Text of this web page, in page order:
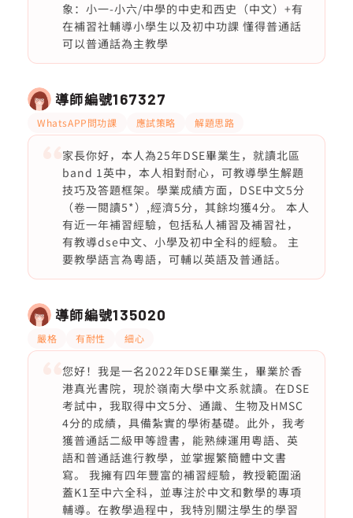
象：小一-小六/中學的中史和西史（中文）+有
在補習社輔導小學生以及初中功課 懂得普通話
可以普通話為主教學
導師編號167327
WhatsAPP問功課 應試策略 解題思路
家長你好，本人為25年DSE畢業生，就讀北區
band 1英中，本人相對耐心，可教導學生解題
技巧及答題框架。學業成績方面，DSE中文5分
（卷一閱讀5*）,經濟5分，其餘均獲4分。 本人
有近一年補習經驗，包括私人補習及補習社，
有教導dse中文、小學及初中全科的經驗。 主
要教學語言為粵語，可輔以英語及普通話。
導師編號135020
嚴格 有耐性 細心
您好！我是一名2022年DSE畢業生，畢業於香
港真光書院，現於嶺南大學中文系就讀。在DSE
考試中，我取得中文5分、通識、生物及HMSC
4分的成績，具備紮實的學術基礎。此外，我考
獲普通話二級甲等證書，能熟練運用粵語、英
語和普通話進行教學，並掌握繁簡體中文書
寫。 我擁有四年豐富的補習經驗，教授範圍涵
蓋K1至中六全科，並專注於中文和數學的專項
輔導。在教學過程中，我特別關注學生的學習